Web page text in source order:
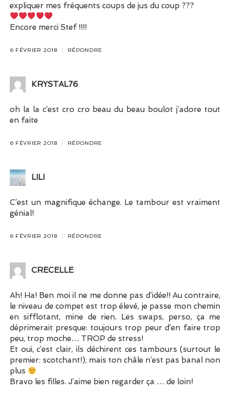
expliquer mes fréquents coups de jus du coup ???
Encore merci Stef !!!!
6 FÉVRIER 2018 RÉPONDRE
KRYSTAL76
oh la la c’est cro cro beau du beau boulot j’adore tout
en faite
6 FÉVRIER 2018 RÉPONDRE
LILI
C’est un magnifique échange. Le tambour est vraiment
génial!
6 FÉVRIER 2018 RÉPONDRE
CRECELLE
Ah! Ha! Ben moi il ne me donne pas d’idée!! Au contraire,
le niveau de compet est trop élevé, je passe mon chemin
en sifflotant, mine de rien. Les swaps, perso, ça me
déprimerait presque: toujours trop peur d’en faire trop
peu, trop moche… TROP de stress!
Et oui, c’est clair, ils déchirent ces tambours (surtout le
premier: scotchant!), mais ton châle n’est pas banal non
plus
Bravo les filles. J’aime bien regarder ça … de loin!